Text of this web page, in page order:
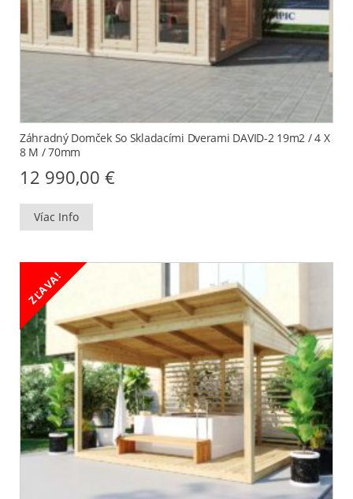
Záhradný Domček So Skladacími Dverami DAVID-2 19m2 / 4 X
8 M / 70mm
12 990,00 €
Víac Info
ZĽAVA!